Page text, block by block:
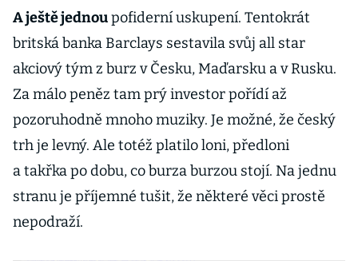
varuje před
skomírající
ochotou k
reformám
A ještě jednoupofiderní uskupení. Tentokrát
britská banka Barclays sestavila svůj all star
akciový tým z burz v Česku, Maďarsku a v Rusku.
Za málo peněz tam prý investor pořídí až
pozoruhodně mnoho muziky. Je možné, že český
trh je levný. Ale totéž platilo loni, předloni
a takřka po dobu, co burza burzou stojí. Na jednu
stranu je příjemné tušit, že některé věci prostě
nepodraží.